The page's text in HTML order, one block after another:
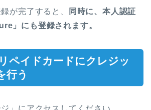
が完了すると、
同時に、本人認証
」にも登録されます。
ペイドカードにクレジッ
行う